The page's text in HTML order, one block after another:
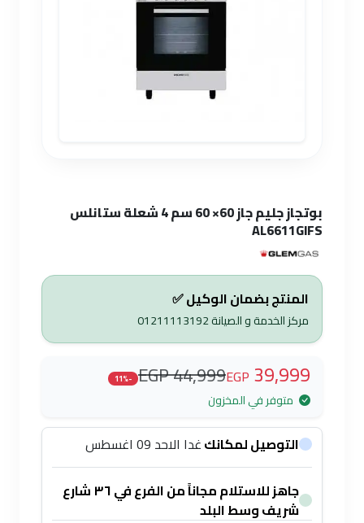
بوتجاز جليم جاز 60× 60 سم 4 شعلة ستانلس
AL6611GIFS
المنتج بضمان الوكيل ✅
مركز الخدمة و الصيانة01211113192
39,999
EGP
44,999 EGP
-11%
متوفر في المخزون
التوصيل لمكانكغدا الاحد 09 اغسطس
جاهز للاستلام مجاناً من الفرع في ٣٦ شارع
شريف وسط البلد